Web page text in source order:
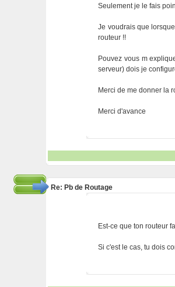
Seulement je le fais
Je voudrais que
routeur !!
Pouvez vous m
serveur) dois je
Merci de me donner la
Merci d'avance
Re: Pb de Routage
Est-ce que ton routeur
Si c'est le cas, tu dois